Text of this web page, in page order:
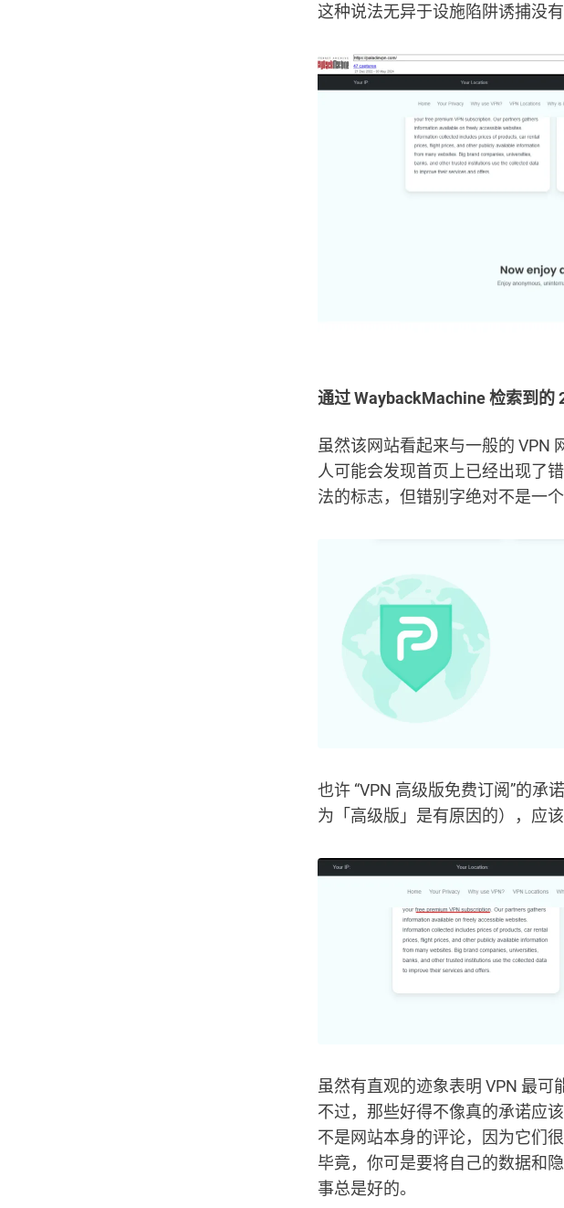
这种说法无异于设施陷阱诱捕没有
通过 WaybackMachine 检索到的
虽然该网站看起来与一般的 VPN
人可能会发现首页上已经出现了
法的标志，但错别字绝对不是一个
也许 “VPN 高级版免费订阅”的承
为「高级版」是有原因的），应
虽然有直观的迹象表明 VPN 最可
不过，那些好得不像真的承诺应
不是网站本身的评论，因为它们
毕竟，你可是要将自己的数据和
事总是好的。